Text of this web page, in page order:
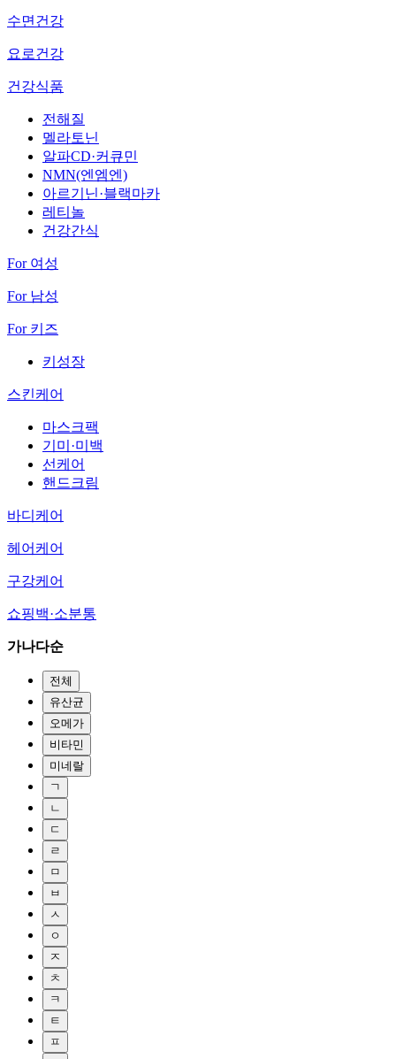
수면건강
요로건강
건강식품
전해질
멜라토닌
알파CD·커큐민
NMN(엔엠엔)
아르기닌·블랙마카
레티놀
건강간식
For 여성
For 남성
For 키즈
키성장
스킨케어
마스크팩
기미·미백
선케어
핸드크림
바디케어
헤어케어
구강케어
쇼핑백·소분통
가나다순
전체
유산균
오메가
비타민
미네랄
ㄱ
ㄴ
ㄷ
ㄹ
ㅁ
ㅂ
ㅅ
ㅇ
ㅈ
ㅊ
ㅋ
ㅌ
ㅍ